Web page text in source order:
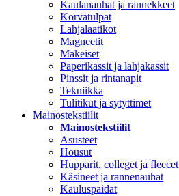
Kaulanauhat ja rannekkeet
Korvatulpat
Lahjalaatikot
Magneetit
Makeiset
Paperikassit ja lahjakassit
Pinssit ja rintanapit
Tekniikka
Tulitikut ja sytyttimet
Mainostekstiilit
Mainostekstiilit
Asusteet
Housut
Hupparit, colleget ja fleecet
Käsineet ja rannenauhat
Kauluspaidat